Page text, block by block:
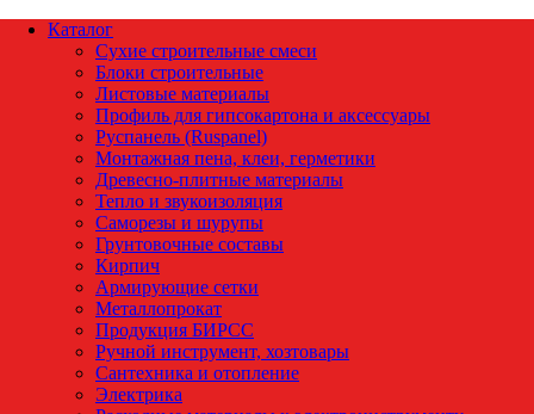
Каталог
Сухие строительные смеси
Блоки строительные
Листовые материалы
Профиль для гипсокартона и аксессуары
Руспанель (Ruspanel)
Монтажная пена, клеи, герметики
Древесно-плитные материалы
Тепло и звукоизоляция
Саморезы и шурупы
Грунтовочные составы
Кирпич
Армирующие сетки
Металлопрокат
Продукция БИРСС
Ручной инструмент, хозтовары
Сантехника и отопление
Электрика